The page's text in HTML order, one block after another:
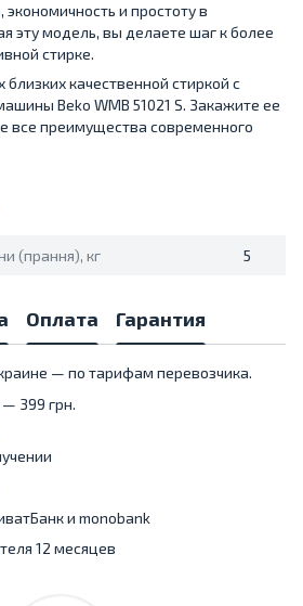
и простоту в
эту модель, вы делаете шаг к более
стирке.
близких качественной стиркой с
Beko WMB 51021 S. Закажите ее
все преимущества современного
(прання), кг 5
Оплата Гарантия
— по тарифам перевозчика.
399 грн.
и monobank
12 месяцев